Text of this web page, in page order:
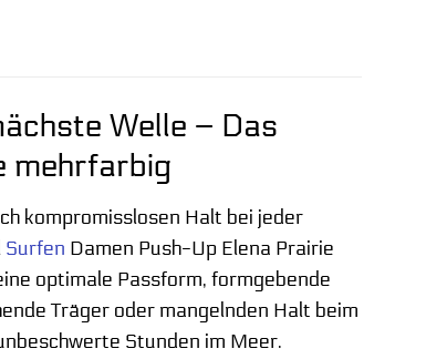
Welle – Das
mehrfarbig
kompromisslosen Halt bei jeder
Surfen Damen Push-Up Elena Prairie
optimale Passform, formgebende
Träger oder mangelnden Halt beim
Stunden im Meer.